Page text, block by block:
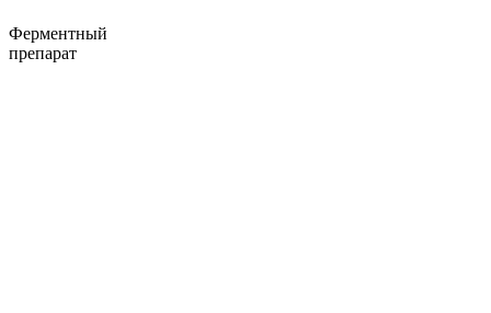
Ферментный
препарат